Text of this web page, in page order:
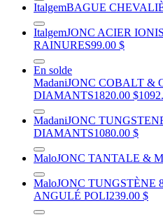
ItalgemBAGUE
ItalgemJONC ACIER
RAINURES99.00 $
En solde
MadaniJONC COBALT &
DIAMANTS1820.00 $
MadaniJONC
DIAMANTS1080.00 $
MaloJONC TANTALE &
MaloJONC TUNGSTÈNE
ANGULÉ POLI239.00 $